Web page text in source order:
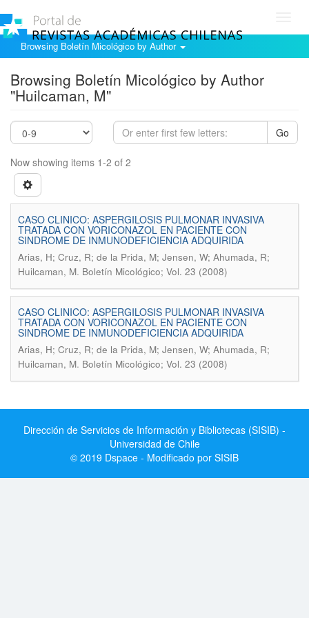
Browsing Boletín Micológico by Author
Browsing Boletín Micológico by Author
"Huilcaman, M"
Go
Now showing items 1-2 of 2
CASO CLINICO: ASPERGILOSIS PULMONAR INVASIVA
TRATADA CON VORICONAZOL EN PACIENTE CON
SINDROME DE INMUNODEFICIENCIA ADQUIRIDA
Arias, H; Cruz, R; de la Prida, M; Jensen, W; Ahumada, R;
Huilcaman, M. Boletín Micológico; Vol. 23 (2008)
CASO CLINICO: ASPERGILOSIS PULMONAR INVASIVA
TRATADA CON VORICONAZOL EN PACIENTE CON
SINDROME DE INMUNODEFICIENCIA ADQUIRIDA
Arias, H; Cruz, R; de la Prida, M; Jensen, W; Ahumada, R;
Huilcaman, M. Boletín Micológico; Vol. 23 (2008)
Dirección de Servicios de Información y Bibliotecas (SISIB) -
Universidad de Chile
© 2019 Dspace - Modificado por SISIB